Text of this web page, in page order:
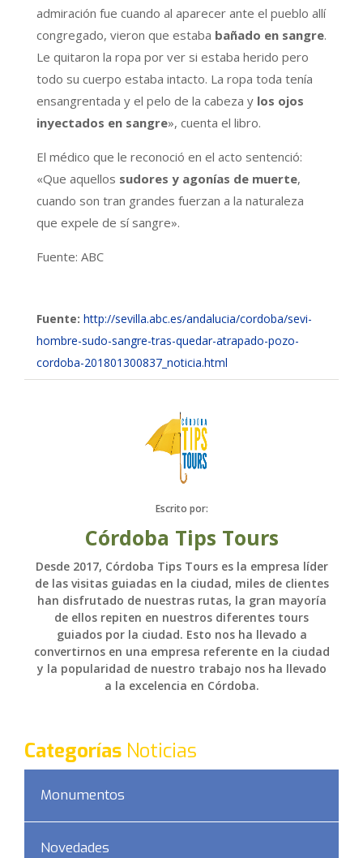
admiración fue cuando al aparecer ante el pueblo allí
congregado, vieron que estaba bañado en sangre.
Le quitaron la ropa por ver si estaba herido pero
todo su cuerpo estaba intacto. La ropa toda tenía
ensangrentada y el pelo de la cabeza y los ojos
inyectados en sangre», cuenta el libro.
El médico que le reconoció en el acto sentenció:
«Que aquellos sudores y agonías de muerte,
cuando son tran grandes fuerzan a la naturaleza
que expele de sí sangre».
Fuente: ABC
Fuente: http://sevilla.abc.es/andalucia/cordoba/sevi-
hombre-sudo-sangre-tras-quedar-atrapado-pozo-
cordoba-201801300837_noticia.html
Escrito por:
Córdoba Tips Tours
Desde 2017, Córdoba Tips Tours es la empresa líder
de las visitas guiadas en la ciudad, miles de clientes
han disfrutado de nuestras rutas, la gran mayoría
de ellos repiten en nuestros diferentes tours
guiados por la ciudad. Esto nos ha llevado a
convertirnos en una empresa referente en la ciudad
y la popularidad de nuestro trabajo nos ha llevado
a la excelencia en Córdoba.
Categorías Noticias
Monumentos
Novedades